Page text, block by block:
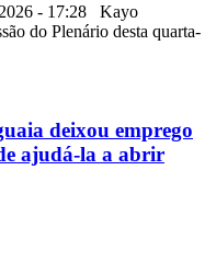
- 17:28 Kayo
do Plenário desta quarta-
deixou emprego
ajudá-la a abrir